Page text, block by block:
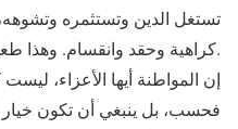
تستغل الدين وتستثمره
كراهية وحقد وانقسام. وهذا طعن في الدين.
إن المواطنة أيها الأعزاء،
فحسب، بل ينبغي أن تكون